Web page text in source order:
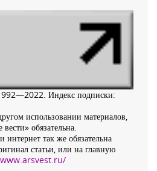
Индекс подписки:
использовании материалов,
обязательна.
так же обязательна
статьи, или на главную